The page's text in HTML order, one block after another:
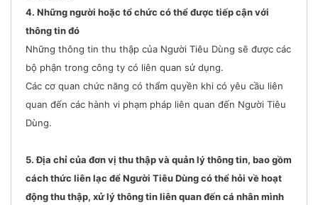
4. Những người hoặc tổ chức có thể được tiếp cận với
thông tin đó
Những thông tin thu thập của Người Tiêu Dùng sẽ được các
bộ phận trong công ty có liên quan sử dụng.
Các cơ quan chức năng có thẩm quyền khi có yêu cầu liên
quan đến các hành vi phạm pháp liên quan đến Người Tiêu
Dùng.
5. Địa chỉ của đơn vị thu thập và quản lý thông tin, bao gồm
cách thức liên lạc để Người Tiêu Dùng có thể hỏi về hoạt
động thu thập, xử lý thông tin liên quan đến cá nhân mình